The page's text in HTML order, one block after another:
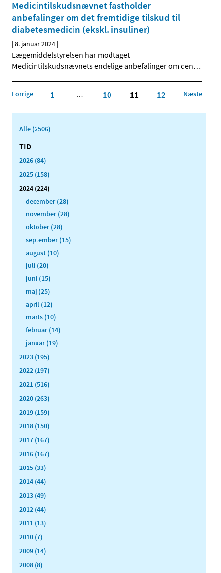
Medicintilskudsnævnet fastholder
anbefalinger om det fremtidige tilskud til
diabetesmedicin (ekskl. insuliner)
|8. januar 2024 |
Lægemiddelstyrelsen har modtaget
Medicintilskudsnævnets endelige anbefalinger om den…
Forrige 1 … 10 11 12 Næste
Alle (2506)
TID
2026 (84)
2025 (158)
2024 (224)
december (28)
november (28)
oktober (28)
september (15)
august (10)
juli (20)
juni (15)
maj (25)
april (12)
marts (10)
februar (14)
januar (19)
2023 (195)
2022 (197)
2021 (516)
2020 (263)
2019 (159)
2018 (150)
2017 (167)
2016 (167)
2015 (33)
2014 (44)
2013 (49)
2012 (44)
2011 (13)
2010 (7)
2009 (14)
2008 (8)